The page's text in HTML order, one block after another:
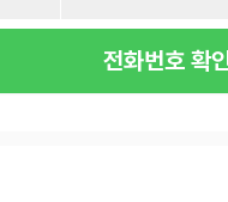
전화번호 확